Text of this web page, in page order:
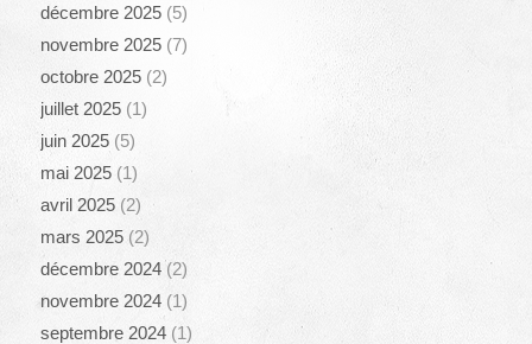
décembre 2025(5)
novembre 2025(7)
octobre 2025(2)
juillet 2025(1)
juin 2025(5)
mai 2025(1)
avril 2025(2)
mars 2025(2)
décembre 2024(2)
novembre 2024(1)
septembre 2024(1)